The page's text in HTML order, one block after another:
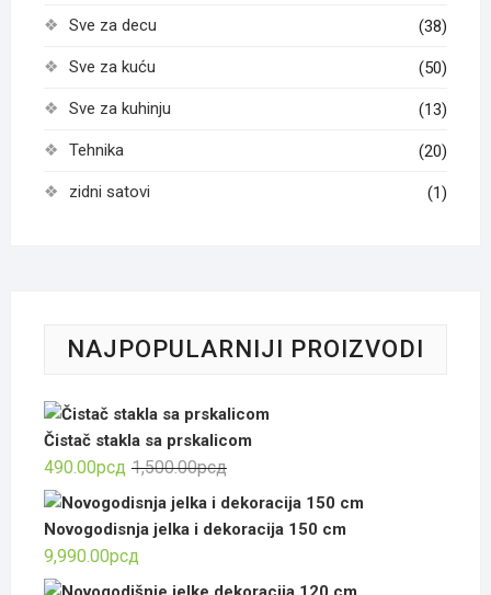
Sve za decu (38)
Sve za kuću (50)
Sve za kuhinju (13)
Tehnika (20)
zidni satovi (1)
NAJPOPULARNIJI PROIZVODI
Čistač stakla sa prskalicom
1,500.00рсдОригинална
цена
је
490.00рсд
Тренутна
цена
је:
490.00рсд.
Novogodisnja jelka i dekoracija 150 cm
9,990.00рсд